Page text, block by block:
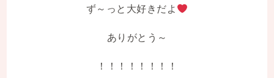
ず～っと大好きだよ
ありがとう～
！！！！！！！！